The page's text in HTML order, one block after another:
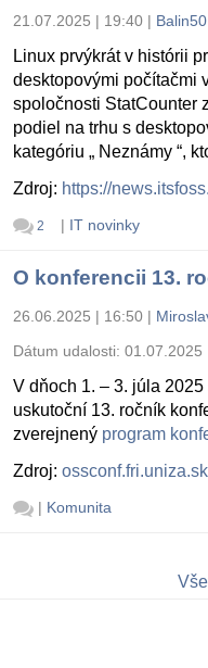
21.07.2025 | 19:40 | Balin50
Linux prvýkrát v histórii
desktopovými počítačmi
spoločnosti StatCounter
podiel na trhu s
kategóriu „ Neznámy “,
Zdroj: https://
2 | IT novinky
O konferencii 13.
26.06.2025 | 16:50 |
Dátum udalosti: 01.07.2025
V dňoch 1. – 3. júla
uskutoční 13. ročník
zverejnený program
Zdroj: ossconf.fri.uniza.sk
| Komunita